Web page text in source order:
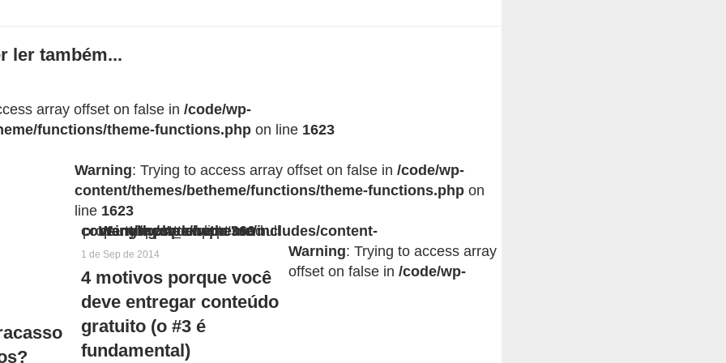
ler também...
array offset on false in /code/wp-
functions/theme-functions.php on line 1623
Warning: Trying to access array offset on false in/code/wp-
content/themes/betheme/functions/theme-functions.php on
line 1623
Warning
: Trying to access array offset on false in
/code/wp-content/themes/betheme/functions/theme-functions.phpon line1623
Warning
: Attempt to read property "post_excerpt" on null in
/code/wp-content/themes/betheme/includes/content-single.phpon line360
1 de Sep de 2014
4 motivos porque você
deve entregar conteúdo
gratuito (o #3 é
fundamental)
Warning: Trying to access array
offset on false in /code/wp-